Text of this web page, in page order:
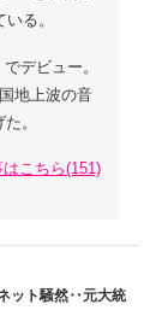
る。
デビュー。
地上波の音
。
こちら(151)
ット騒然‥元大統